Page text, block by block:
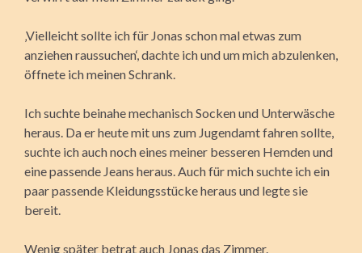
‚Vielleicht sollte ich für Jonas schon mal etwas zum
anziehen raussuchen‘, dachte ich und um mich abzulenken,
öffnete ich meinen Schrank.
Ich suchte beinahe mechanisch Socken und Unterwäsche
heraus. Da er heute mit uns zum Jugendamt fahren sollte,
suchte ich auch noch eines meiner besseren Hemden und
eine passende Jeans heraus. Auch für mich suchte ich ein
paar passende Kleidungsstücke heraus und legte sie
bereit.
Wenig später betrat auch Jonas das Zimmer.